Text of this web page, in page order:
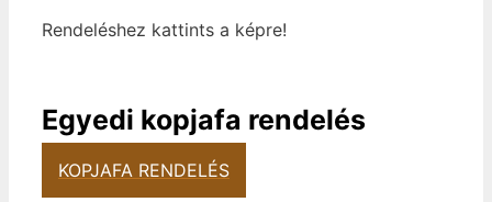
Rendeléshez kattints a képre!
Egyedi kopjafa rendelés
KOPJAFA RENDELÉS